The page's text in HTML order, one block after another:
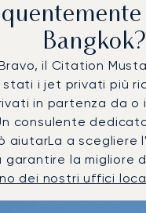
Bangkok?
il Citation
stati i jet privati più
in partenza da o
consulente
aiutarLa a scegliere
la migliore
dei nostri uffici